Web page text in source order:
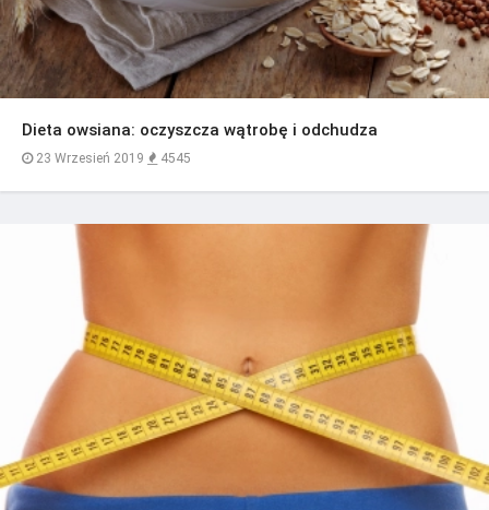
Dieta owsiana: oczyszcza wątrobę i odchudza
23 Wrzesień 2019 4545